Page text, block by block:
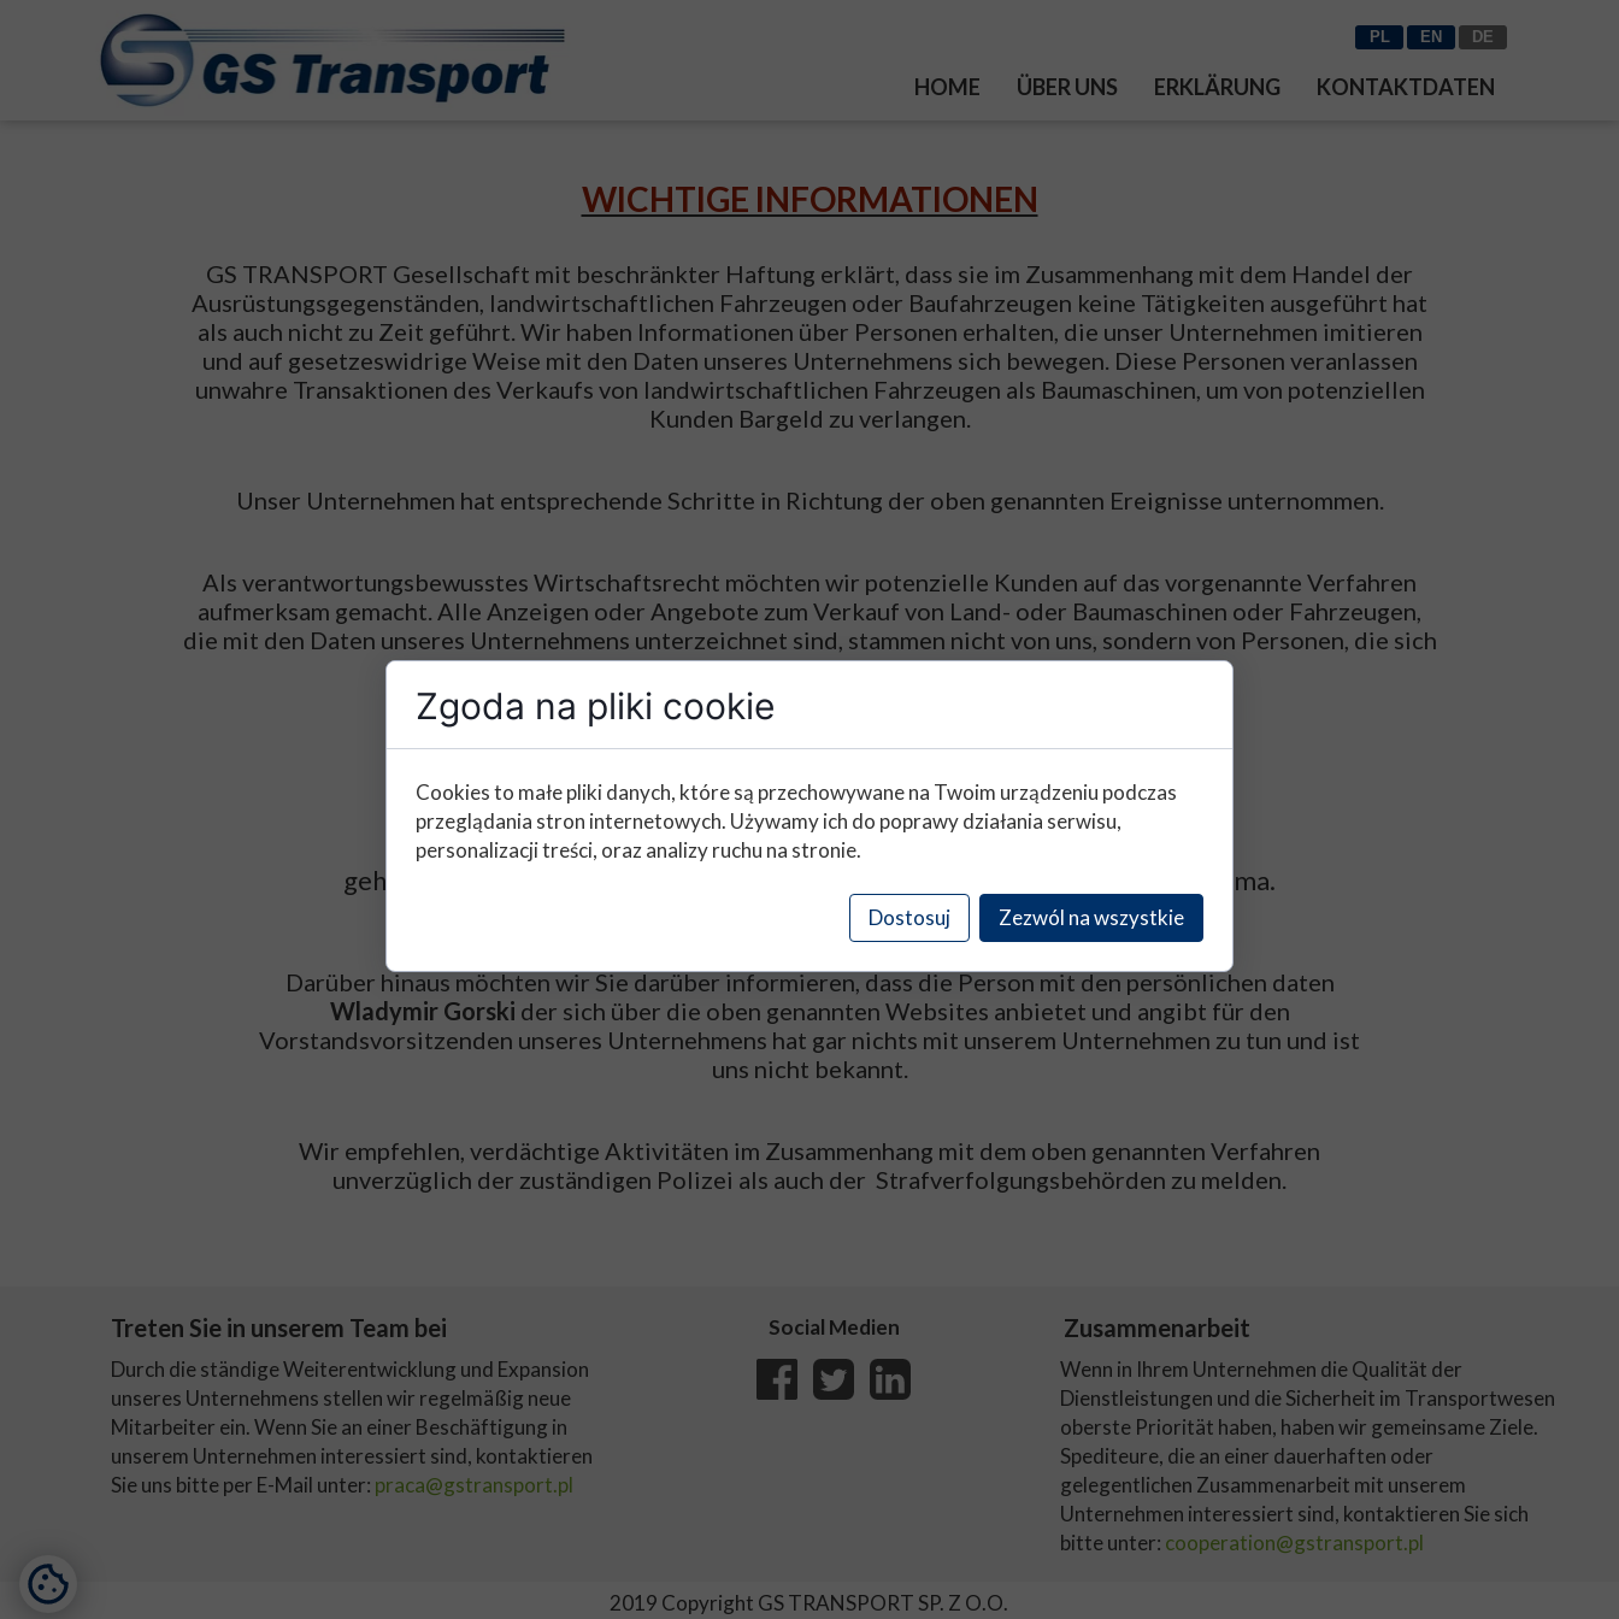
Wenn in Ihrem Unternehmen die Qualität der
Dienstleistungen und die Sicherheit im Transportwesen
oberste Priorität haben, haben wir gemeinsame Ziele.
Spediteure, die an einer dauerhaften oder
gelegentlichen Zusammenarbeit mit unserem
Unternehmen interessiert sind, kontaktieren Sie sich
bitte unter: cooperation@gstransport.pl
Zusammenarbeit
Durch die ständige Weiterentwicklung und Expansion
unseres Unternehmens stellen wir regelmäßig neue
Mitarbeiter ein. Wenn Sie an einer Beschäftigung in
unserem Unternehmen interessiert sind, kontaktieren
Sie uns bitte per E-Mail unter: praca@gstransport.pl
Treten Sie in unserem Team bei Social Medien
Darüber hinaus möchten wir Sie darüber informieren, dass die Person mit den persönlichen daten
Wladymir Gorski der sich über die oben genannten Websites anbietet und angibt für den
Vorstandsvorsitzenden unseres Unternehmens hat gar nichts mit unserem Unternehmen zu tun und ist
uns nicht bekannt.
Wir empfehlen, verdächtige Aktivitäten im Zusammenhang mit dem oben genannten Verfahren
unverzüglich der zuständigen Polizei als auch der Strafverfolgungsbehörden zu melden.
Die folgenden Websites:
www.gs-spedition.eu
www.gstransport.eu
gehören
Beziehung zu unserer Firma.
GS TRANSPORT Gesellschaft mit beschränkter Haftung erklärt, dass sie im Zusammenhang mit dem Handel der
Ausrüstungsgegenständen, landwirtschaftlichen Fahrzeugen oder Baufahrzeugen keine Tätigkeiten ausgeführt hat
als auch nicht zu Zeit geführt. Wir haben Informationen über Personen erhalten, die unser Unternehmen imitieren
und auf gesetzeswidrige Weise mit den Daten unseres Unternehmens sich bewegen. Diese Personen veranlassen
unwahre Transaktionen des Verkaufs von landwirtschaftlichen Fahrzeugen als Baumaschinen, um von potenziellen
Kunden Bargeld zu verlangen.
Unser Unternehmen hat entsprechende Schritte in Richtung der oben genannten Ereignisse unternommen.
Als verantwortungsbewusstes Wirtschaftsrecht möchten wir potenzielle Kunden auf das vorgenannte Verfahren
aufmerksam gemacht. Alle Anzeigen oder Angebote zum Verkauf von Land- oder Baumaschinen oder Fahrzeugen,
die mit den Daten unseres Unternehmens unterzeichnet sind, stammen nicht von uns, sondern von Personen, die sich
als unser Unternehmen ausgeben.
HOME ÜBER UNS ERKLÄRUNG KONTAKTDATEN
DE
EN
PL
WICHTIGE INFORMATIONEN
2019 Copyright GS TRANSPORT SP. Z O.O.
Zgoda na pliki cookie
Cookies to małe pliki danych, które są przechowywane na Twoim urządzeniu podczas
przeglądania stron internetowych. Używamy ich do poprawy działania serwisu,
personalizacji treści, oraz analizy ruchu na stronie.
Dostosuj Zezwól na wszystkie